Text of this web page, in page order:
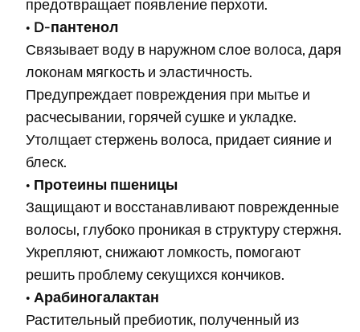
предотвращает появление перхоти.
• D-пантенол
Связывает воду в наружном слое волоса, даря
локонам мягкость и эластичность.
Предупреждает повреждения при мытье и
расчесывании, горячей сушке и укладке.
Утолщает стержень волоса, придает сияние и
блеск.
• Протеины пшеницы
Защищают и восстанавливают поврежденные
волосы, глубоко проникая в структуру стержня.
Укрепляют, снижают ломкость, помогают
решить проблему секущихся кончиков.
•Арабиногалактан
Растительный пребиотик, полученный из